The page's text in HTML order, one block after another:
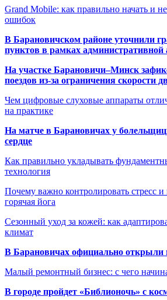
Grand Mobile: как правильно начать и
ошибок
В Барановичском районе уточнили
пунктов в рамках административной
На участке Барановичи–Минск
поездов из-за ограничения скорости
Чем цифровые слуховые аппараты
на практике
На матче в Барановичах у
сердце
Как правильно укладывать
технология
Почему важно контролировать стресс и
горячая йога
Сезонный уход за кожей: как
климат
В Барановичах официально открыли
Малый ремонтный бизнес: с чего
В городе пройдет «Библионочь» с